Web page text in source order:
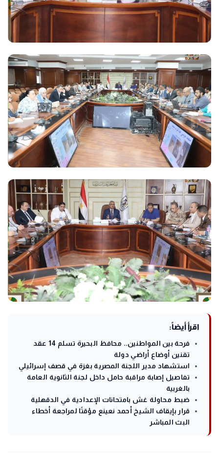
اقرأ أيضاً:
فرحة بين المواطنين.. محافظ البحيرة تسلم 14 عقد
تقنين أوضاع أراضي دولة
استشهاد مدير اللجنة المصرية بغزة في قصف إسرائيلي
تفاصيل إصابة مراقبة حامل داخل لجنة الثانوية العامة
بالغربية
ضبط محاولة غش بامتحانات الإعدادية في الدقهلية
قرار بإيقاف الشيخ أحمد نعينع مؤقتًا لمراجعة أخطاء
البث المباشر